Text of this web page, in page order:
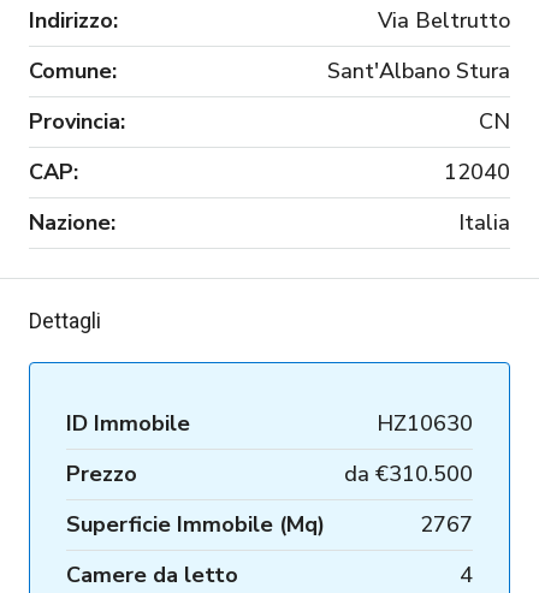
Indirizzo:
Via Beltrutto
Comune:
Sant'Albano Stura
Provincia:
CN
CAP:
12040
Nazione:
Italia
Dettagli
ID Immobile
HZ10630
Prezzo
da €310.500
Superficie Immobile (Mq)
2767
Camere da letto
4